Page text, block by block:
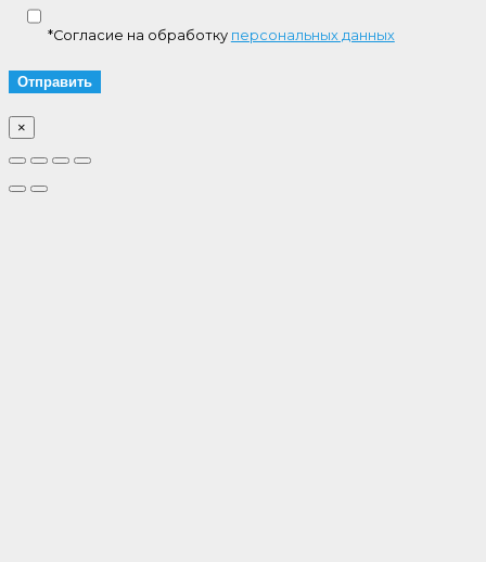
*Согласие на обработку персональных данных
×